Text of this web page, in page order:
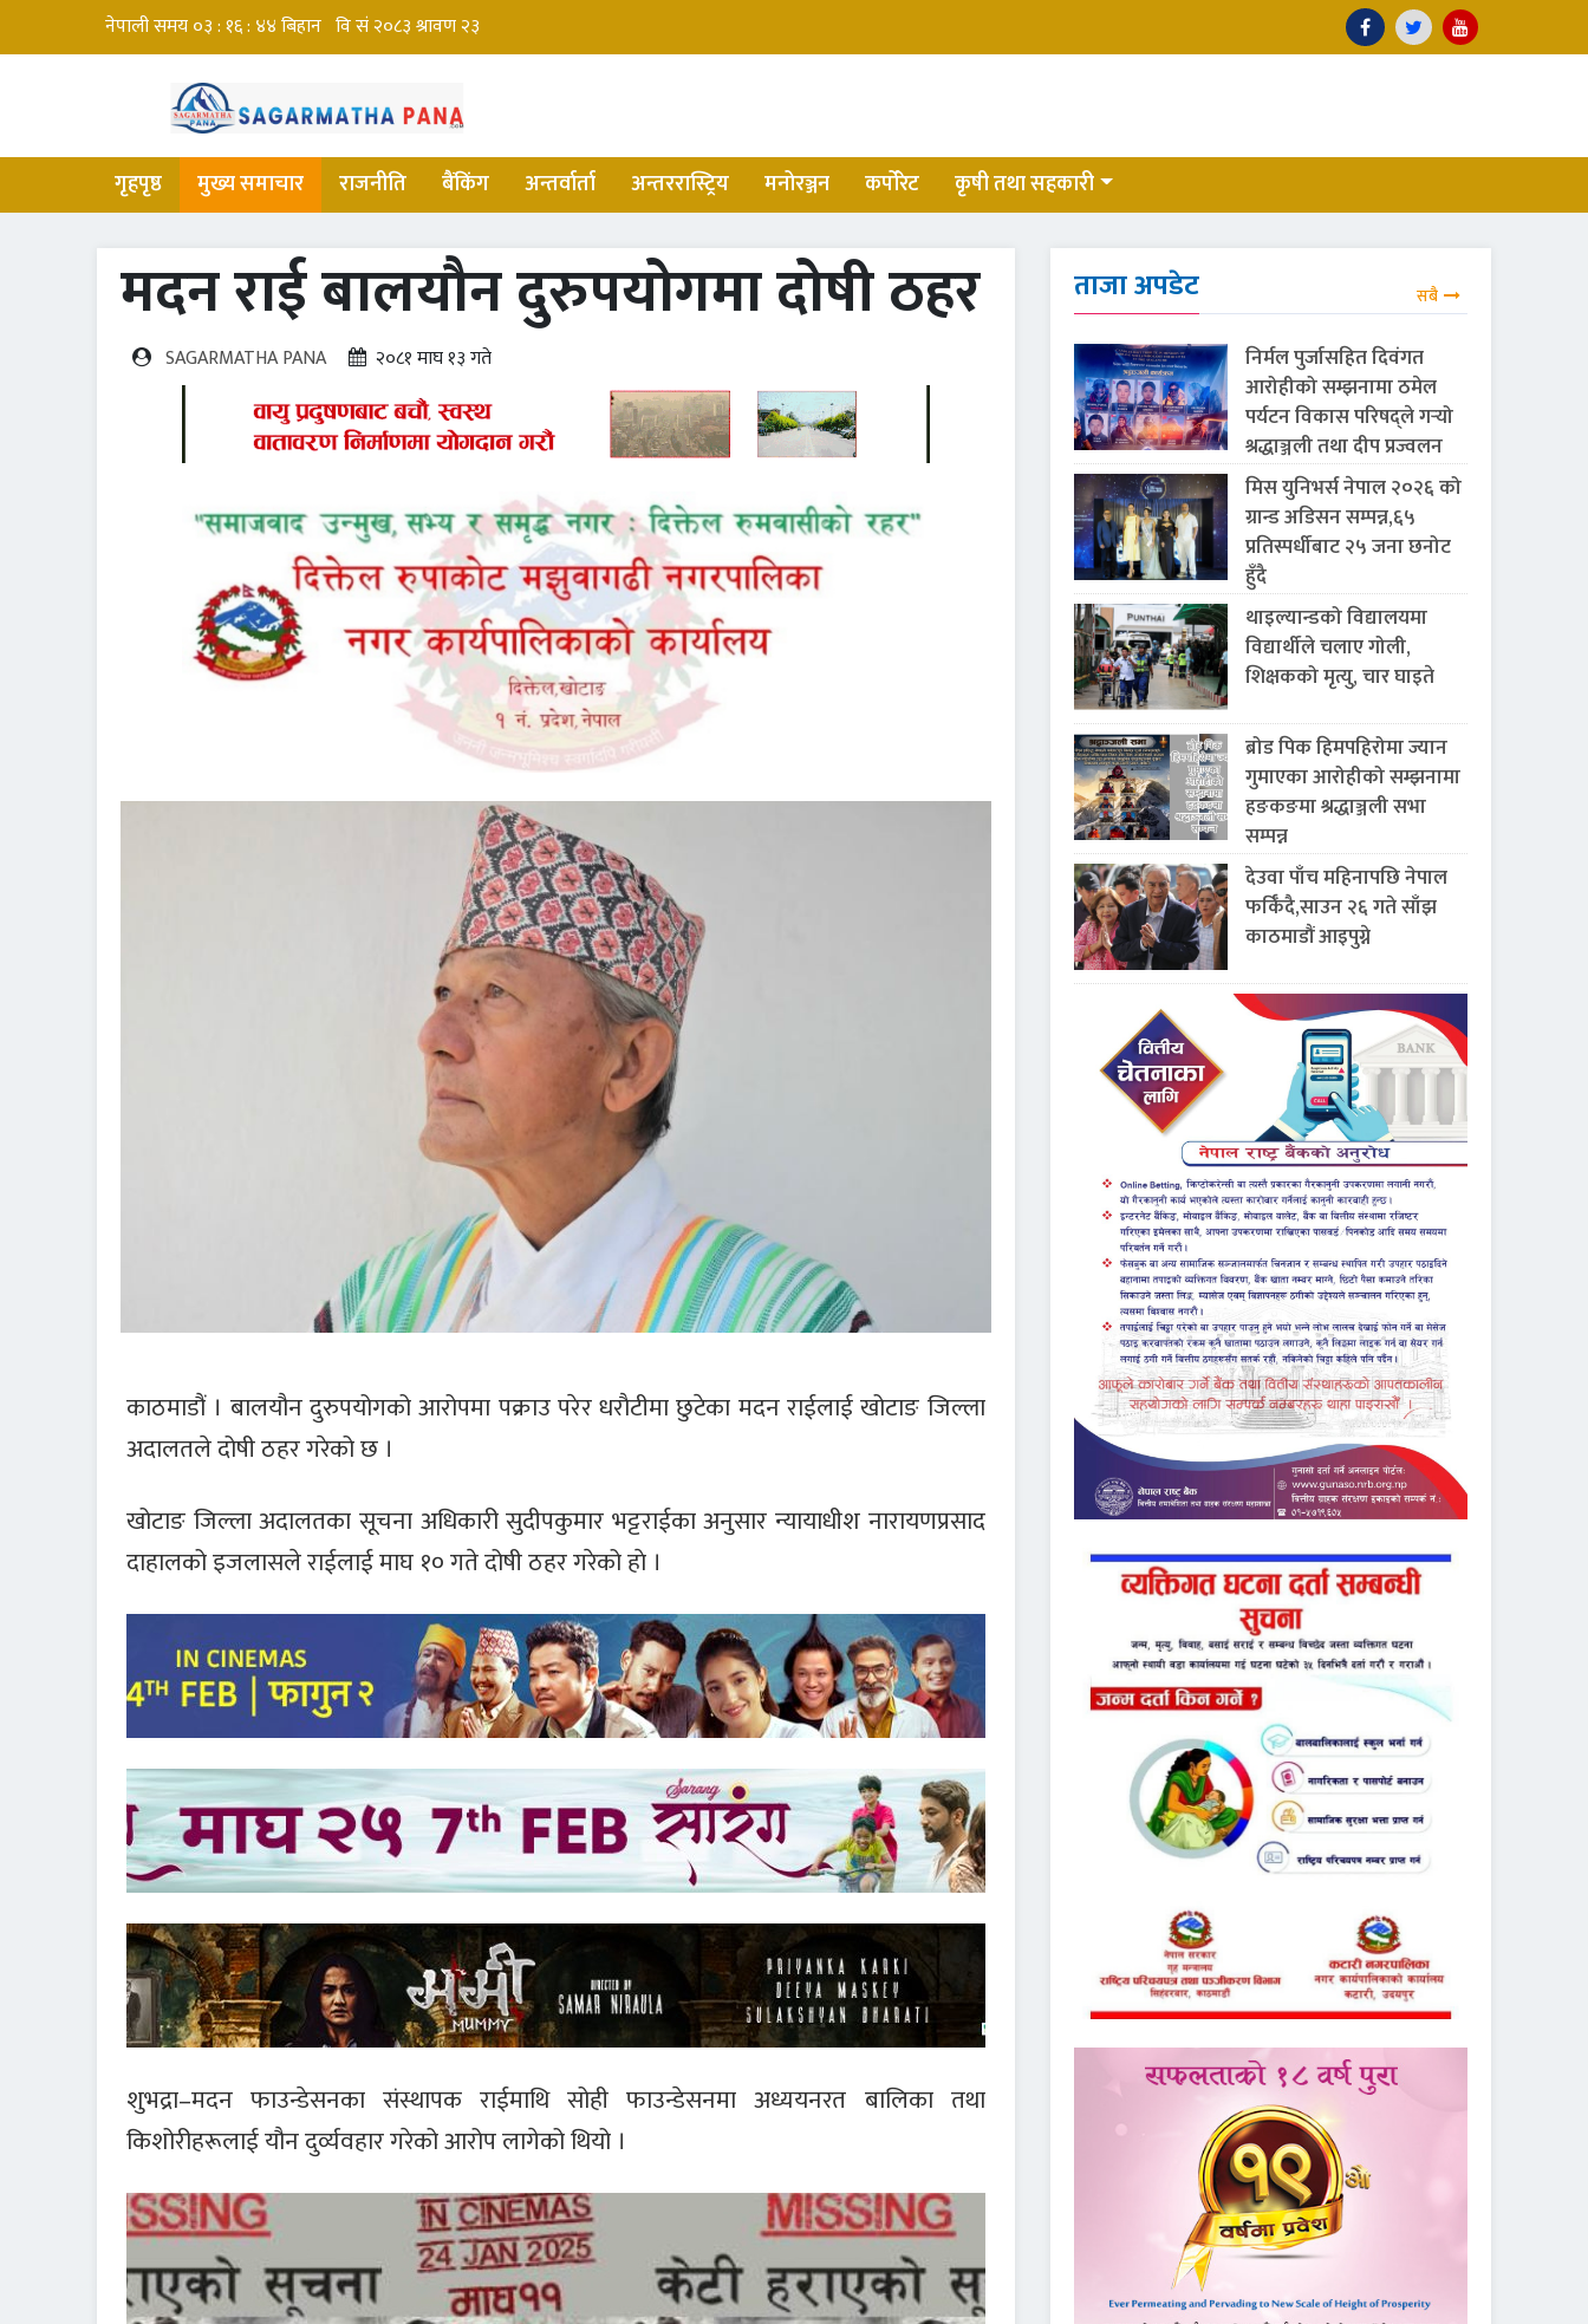
गृहपृष्ठ मुख्य समाचार राजनीति बैंकिंग अन्तर्वार्ता अन्तररास्ट्रिय मनोरञ्जन कर्पोरेट कृषी तथा सहकारी
मदन राई बालयौन दुरुपयोगमा दोषी ठहर
SAGARMATHA PANA २०८१ माघ १३ गते
काठमाडौं । बालयौन दुरुपयोगको आरोपमा पक्राउ परेर धराैटीमा छुटेका मदन राईलाई खोटाङ जिल्ला
अदालतले दोषी ठहर गरेको छ ।
खोटाङ जिल्ला अदालतका सूचना अधिकारी सुदीपकुमार भट्टराईका अनुसार न्यायाधीश नारायणप्रसाद
दाहालको इजलासले राईलाई माघ १० गते दोषी ठहर गरेको हाे ।
शुभद्रा–मदन फाउन्डेसनका संस्थापक राईमाथि सोही फाउन्डेसनमा अध्ययनरत बालिका तथा
किशोरीहरूलाई यौन दुर्व्यवहार गरेको आरोप लागेको थियो ।
ताजा अपडेट सबै
निर्मल पुर्जासहित दिवंगत
आरोहीको सम्झनामा ठमेल
पर्यटन विकास परिषद्ले गर्‍यो
श्रद्धाञ्जली तथा दीप प्रज्वलन
मिस युनिभर्स नेपाल २०२६ को
ग्रान्ड अडिसन सम्पन्न,६५
प्रतिस्पर्धीबाट २५ जना छनोट
हुँदै
थाइल्यान्डको विद्यालयमा
विद्यार्थीले चलाए गोली,
शिक्षकको मृत्यु, चार घाइते
ब्रोड पिक हिमपहिरोमा ज्यान
गुमाएका आरोहीको सम्झनामा
हङकङमा श्रद्धाञ्जली सभा
सम्पन्न
देउवा पाँच महिनापछि नेपाल
फर्किँदै,साउन २६ गते साँझ
काठमाडौं आइपुग्ने